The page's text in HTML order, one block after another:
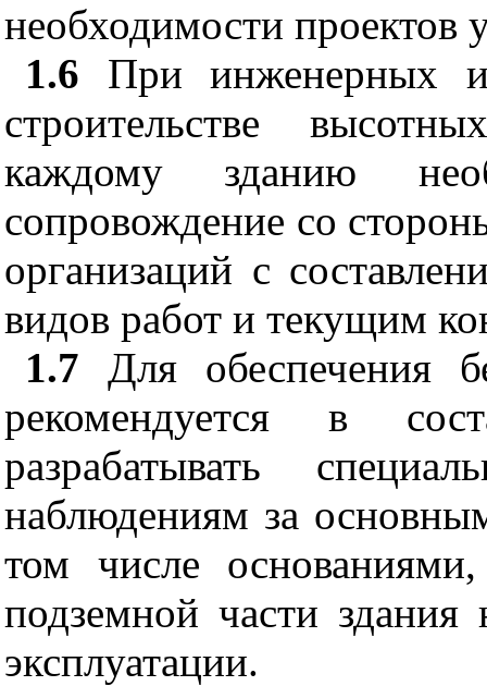
необходимости
1.6 При инженерных
строительстве
каждому зданию
сопровождение со
организаций с
видов работ и текущим
1.7 Для обеспечения
рекомендуется в
разрабатывать
наблюдениям за
том числе
подземной части здания
эксплуатации.